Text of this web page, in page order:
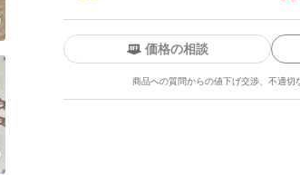
について
価格の相談
商品への質問からの値下げ交渉、不適切
いいね！